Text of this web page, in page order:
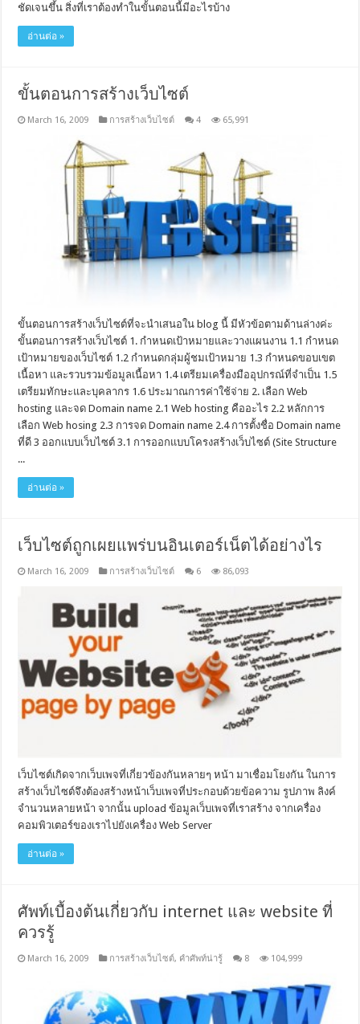
ชัดเจนขึ้น สิ่งที่เราต้องทำในขั้นตอนนี้มีอะไรบ้าง
อ่านต่อ »
ขั้นตอนการสร้างเว็บไซต์
March 16, 2009 การสร้างเว็บไซต์ 4 65,991
ขั้นตอนการสร้างเว็บไซต์ที่จะนำเสนอใน blog นี้ มีหัวข้อตามด้านล่างค่ะ
ขั้นตอนการสร้างเว็บไซต์ 1. กำหนดเป้าหมายและวางแผนงาน 1.1 กำหนด
เป้าหมายของเว็บไซต์ 1.2 กำหนดกลุ่มผู้ชมเป้าหมาย 1.3 กำหนดขอบเขต
เนื้อหา และรวบรวมข้อมูลเนื้อหา 1.4 เตรียมเครื่องมืออุปกรณ์ที่จำเป็น 1.5
เตรียมทักษะและบุคลากร 1.6 ประมาณการค่าใช้จ่าย 2. เลือก Web
hosting และจด Domain name 2.1 Web hosting คืออะไร 2.2 หลักการ
เลือก Web hosing 2.3 การจด Domain name 2.4 การตั้งชื่อ Domain name
ที่ดี 3 ออกแบบเว็บไซต์ 3.1 การออกแบบโครงสร้างเว็บไซต์ (Site Structure
...
อ่านต่อ »
เว็บไซต์ถูกเผยแพร่บนอินเตอร์เน็ตได้อย่างไร
March 16, 2009 การสร้างเว็บไซต์ 6 86,093
เว็บไซต์เกิดจากเว็บเพจที่เกี่ยวข้องกันหลายๆ หน้า มาเชื่อมโยงกัน ในการ
สร้างเว็บไซต์จึงต้องสร้างหน้าเว็บเพจที่ประกอบด้วยข้อความ รูปภาพ ลิงค์
จำนวนหลายหน้า จากนั้น upload ข้อมูลเว็บเพจที่เราสร้าง จากเครื่อง
คอมพิวเตอร์ของเราไปยังเครื่อง Web Server
อ่านต่อ »
ศัพท์เบื้องต้นเกี่ยวกับ internet และ website ที่
ควรรู้
March 16, 2009 การสร้างเว็บไซต์, คำศัพท์น่ารู้ 8 104,999